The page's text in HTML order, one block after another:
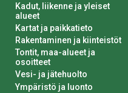
Kadut, liikenne ja yleiset
alueet
Kartat ja paikkatieto
Rakentaminen ja kiinteistöt
Tontit, maa-alueet ja
osoitteet
Vesi- ja jätehuolto
Ympäristö ja luonto